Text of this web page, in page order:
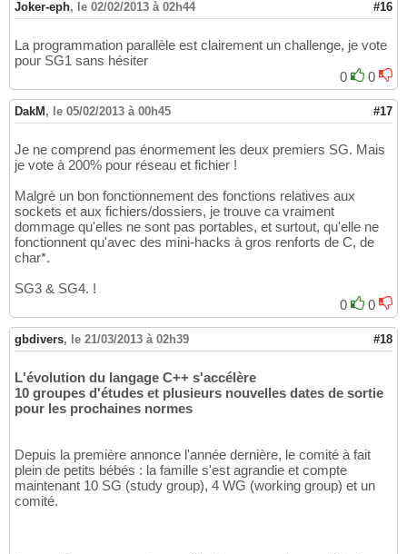
Joker-eph, le 02/02/2013 à 02h44 #16
La programmation parallèle est clairement un challenge, je vote
pour SG1 sans hésiter
0
0
DakM , le 05/02/2013 à 00h45 #17
Je ne comprend pas énormement les deux premiers SG. Mais
je vote à 200% pour réseau et fichier !
Malgrè un bon fonctionnement des fonctions relatives aux
sockets et aux fichiers/dossiers, je trouve ca vraiment
dommage qu'elles ne sont pas portables, et surtout, qu'elle ne
fonctionnent qu'avec des mini-hacks à gros renforts de C, de
char*.
SG3 & SG4. !
0
0
gbdivers, le 21/03/2013 à 02h39 #18
L'évolution du langage C++ s'accélère
10 groupes d'études et plusieurs nouvelles dates de sortie
pour les prochaines normes
Depuis la première annonce l'année dernière, le comité à fait
plein de petits bébés : la famille s'est agrandie et compte
maintenant 10 SG (study group), 4 WG (working group) et un
comité.